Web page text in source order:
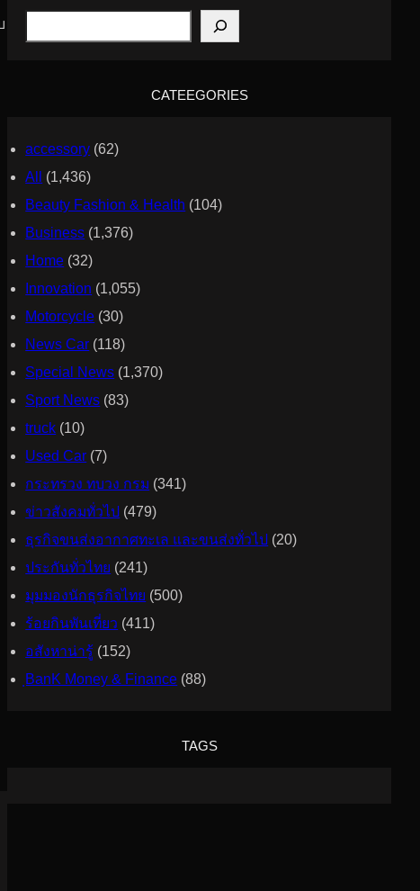
S
CATEEGORIES
accessory (62)
All
(1,436)
Beauty Fashion & Health (104)
Business (1,376)
Home (32)
Innovation (1,055)
Motorcycle (30)
News Car (118)
Special News (1,370)
Sport News (83)
truck (10)
Used Car (7)
กระทรวง ทบวง กรม (341)
ข่าวสังคมทั่วไป (479)
ธุรกิจขนส่งอากาศทะเล และขนส่งทั่วไป (20)
ประกันทั่วไทย (241)
มุมมองนักธุรกิจไทย (500)
ร้อยกินพันเที่ยว (411)
อสังหาน่ารู้ (152)
ฺBanK Money & Finance (88)
TAGS